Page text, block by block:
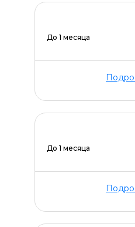
До 1 месяца
До 1 месяца
Оставить